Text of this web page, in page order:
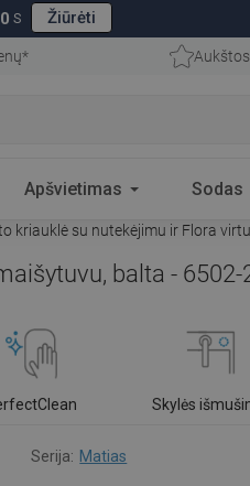
S Žiūrėti
Apšvietimas Sodas
kriauklė su nutekėjimu ir Flora
balta - 6502-
Skylės
Serija: Matias